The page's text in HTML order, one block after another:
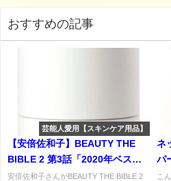
おすすめの記事
芸能人愛用【スキンケア用品】
【安倍佐和子】BEAUTY THE
BIBLE 2 第3話「2020年ベスト
コスメ」化粧水・美容液・オイ
安倍佐和子さんがBEAUTY THE BIBLE 2
ネ
パ
パ
こ